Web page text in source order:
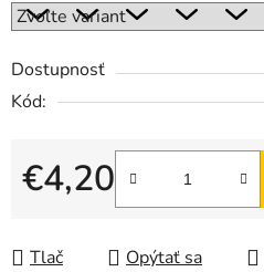
Dostupnosť
Kód:
€4,20
Jednotková cena:
Tlač Opýtať sa